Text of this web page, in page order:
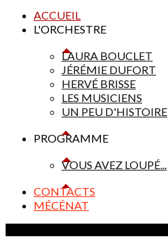
ACCUEIL
L'ORCHESTRE
LAURA BOUCLET
JÉRÉMIE DUFORT
HERVÉ BRISSE
LES MUSICIENS
UN PEU D'HISTOIRE
PROGRAMME
VOUS AVEZ LOUPÉ...
CONTACTS
MÉCÉNAT